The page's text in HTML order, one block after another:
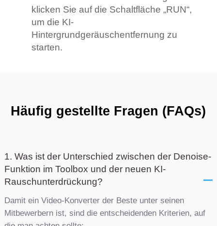
klicken Sie auf die Schaltfläche „RUN“,
um die KI-
Hintergrundgeräuschentfernung zu
starten.
Häufig gestellte Fragen (FAQs)
1. Was ist der Unterschied zwischen der Denoise-
Funktion im Toolbox und der neuen KI-
Rauschunterdrückung?
Damit ein Video-Konverter der Beste unter seinen
Mitbewerbern ist, sind die entscheidenden Kriterien, auf